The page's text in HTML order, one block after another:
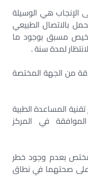
الإنجاب هي الوسيلة
بالاتصال الطبيعي
مسبق بوجود ما
لمدة سنة .
من الجهة المختصة
المساعدة الطبية
في المركز
بعدم وجود خطر
على صحتهما في نطاق